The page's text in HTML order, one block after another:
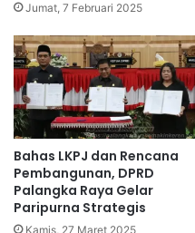
Jumat, 7 Februari 2025
Bahas LKPJ dan Rencana
Pembangunan, DPRD
Palangka Raya Gelar
Paripurna Strategis
Kamis, 27 Maret 2025